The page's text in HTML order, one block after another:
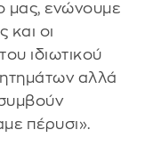
μας, ενώνουμε
και οι
ιδιωτικού
αλλά
πέρυσι».